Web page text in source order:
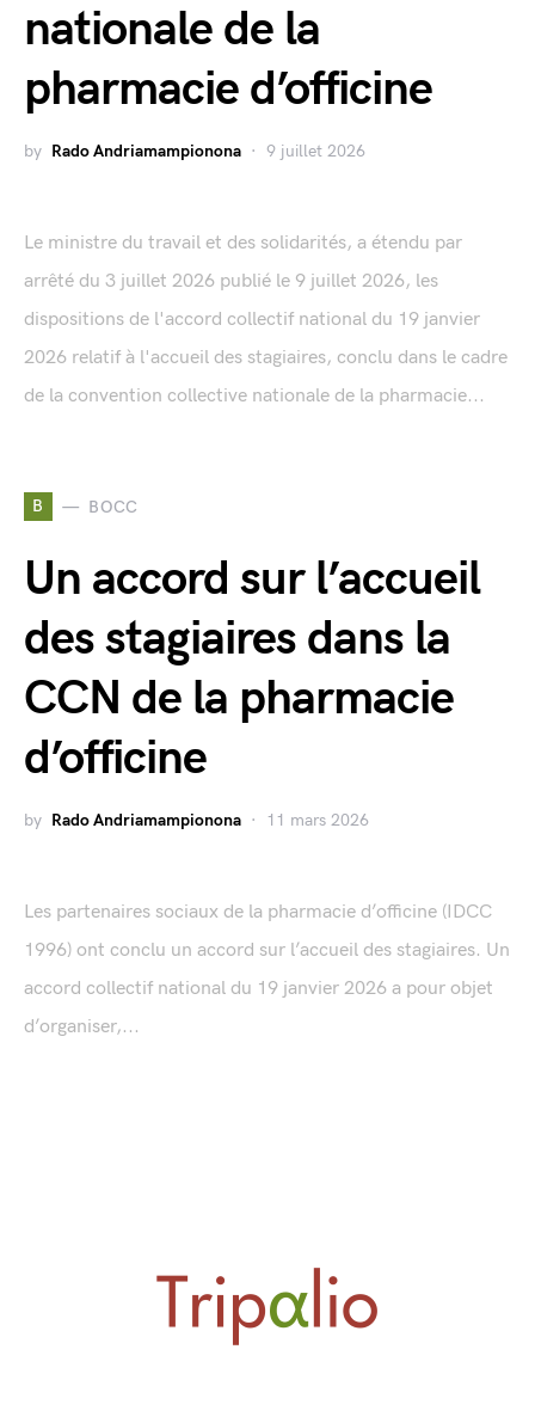
nationale de la
pharmacie d’officine
by Rado Andriamampionona 9 juillet 2026
Le ministre du travail et des solidarités, a étendu par
arrêté du 3 juillet 2026 publié le 9 juillet 2026, les
dispositions de l'accord collectif national du 19 janvier
2026 relatif à l'accueil des stagiaires, conclu dans le cadre
de la convention collective nationale de la pharmacie...
B BOCC
Un accord sur l’accueil
des stagiaires dans la
CCN de la pharmacie
d’officine
by Rado Andriamampionona 11 mars 2026
Les partenaires sociaux de la pharmacie d’officine (IDCC
1996) ont conclu un accord sur l’accueil des stagiaires. Un
accord collectif national du 19 janvier 2026 a pour objet
d’organiser,...